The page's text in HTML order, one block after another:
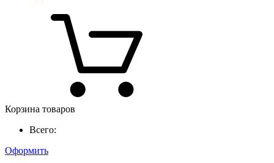
Корзина товаров
Всего:
Оформить